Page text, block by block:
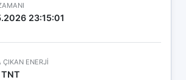
23:15:01
ÇIKAN ENERJİ